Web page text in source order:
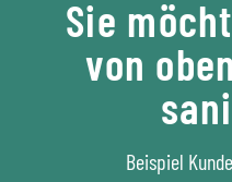
Sie
von
Beispiel